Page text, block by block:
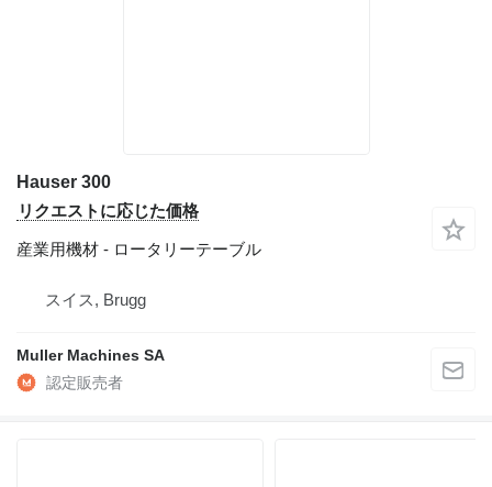
Hauser 300
リクエストに応じた価格
産業用機材 - ロータリーテーブル
スイス, Brugg
Muller Machines SA